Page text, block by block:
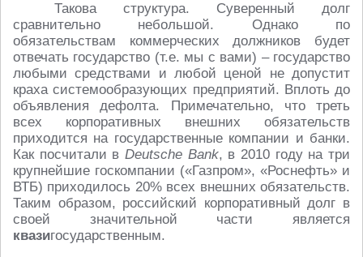
Такова структура. Суверенный долг
сравнительно небольшой. Однако по
обязательствам коммерческих должников будет
отвечать государство (т.е. мы с вами) – государство
любыми средствами и любой ценой не допустит
краха системообразующих предприятий. Вплоть до
объявления дефолта. Примечательно, что треть
всех корпоративных внешних обязательств
приходится на государственные компании и банки.
Как посчитали в Deutsche Bank, в 2010 году на три
крупнейшие госкомпании («Газпром», «Роснефть» и
ВТБ) приходилось 20% всех внешних обязательств.
Таким образом, российский корпоративный долг в
своей значительной части является
квазигосударственным.